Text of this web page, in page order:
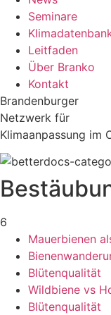
Seminare
Leitfaden
Über Branko
Kontakt
Brandenburger
Netzwerk für
Klimaanpassung im
6
Mauerbienen
Blütenqualität
Wildbiene vs
Blütenqualität